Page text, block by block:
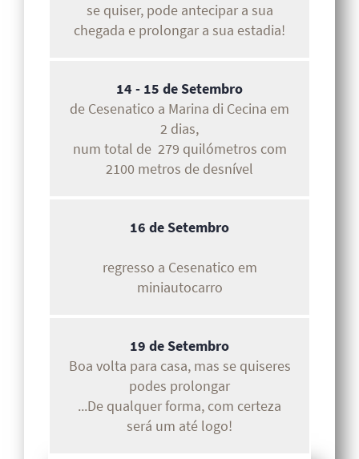
se quiser, pode antecipar a sua
chegada e prolongar a sua estadia!
14 - 15 de Setembro
de Cesenatico a Marina di Cecina em
2 dias,
num total de 279 quilómetros com
2100 metros de desnível
16 de Setembro
regresso a Cesenatico em
miniautocarro
19 de Setembro
Boa volta para casa, mas se quiseres
podes prolongar
...De qualquer forma, com certeza
será um até logo!